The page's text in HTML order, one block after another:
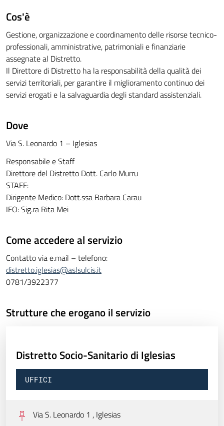
Cos'è
Gestione, organizzazione e coordinamento delle risorse tecnico-
professionali, amministrative, patrimoniali e finanziarie
assegnate al Distretto.
Il Direttore di Distretto ha la responsabilità della qualità dei
servizi territoriali, per garantire il miglioramento continuo dei
servizi erogati e la salvaguardia degli standard assistenziali.
Dove
Via S. Leonardo 1 – Iglesias
Responsabile e Staff
Direttore del Distretto Dott. Carlo Murru
STAFF:
Dirigente Medico: Dott.ssa Barbara Carau
IFO: Sig.ra Rita Mei
Come accedere al servizio
Contatto via e.mail – telefono:
distretto.iglesias@aslsulcis.it
0781/3922377
Strutture che erogano il servizio
Distretto Socio-Sanitario di Iglesias
UFFICI
Via S. Leonardo 1 , Iglesias